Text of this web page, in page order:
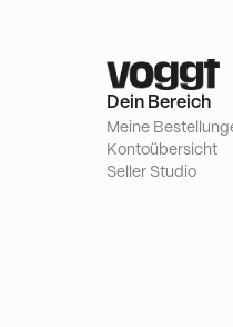
Dein Bereich
Meine
Kontoübersicht
Seller Studio